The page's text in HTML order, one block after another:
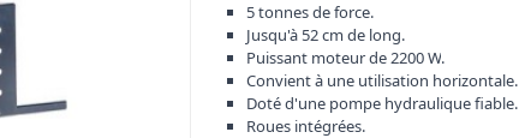
5 tonnes de force.
Jusqu'à 52 cm de long.
Puissant moteur de 2200 W.
Convient à une utilisation horizontale.
Doté d'une pompe hydraulique fiable.
Roues intégrées.